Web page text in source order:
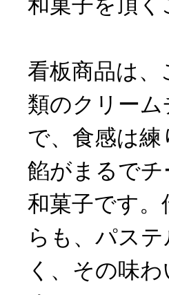
看板商品は、
類のクリー
で、食感は
餡がまるで
和菓子です
らも、パス
く、その味